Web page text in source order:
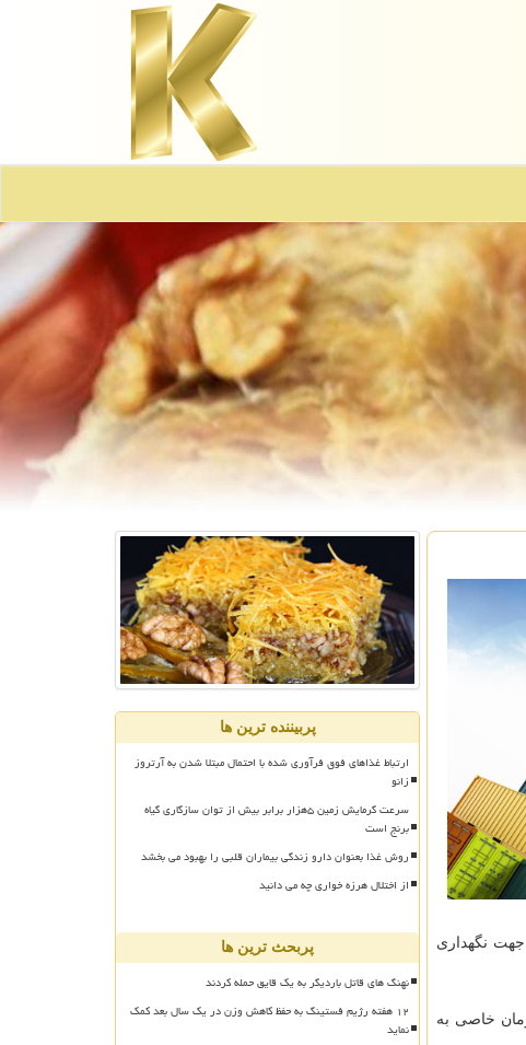
جهت نگهداری
خاصی به
پربیننده ترین ها
ارتباط غذاهای فوق فرآوری شده با احتمال مبتلا شدن به آرتروز
زانو
سرعت گرمایش زمین ۵هزار برابر بیش از توان سازگاری گیاه
برنج است
روش غذا بعنوان دارو زندگی بیماران قلبی را بهبود می بخشد
از اختلال هرزه خواری چه می دانید
پربحث ترین ها
نهنگ های قاتل باردیگر به یک قایق حمله کردند
۱۲ هفته رژیم فستینگ به حفظ کاهش وزن در یک سال بعد کمک
نماید